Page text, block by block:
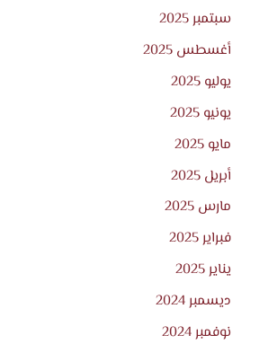
سبتمبر 2025
أغسطس 2025
يوليو 2025
يونيو 2025
مايو 2025
أبريل 2025
مارس 2025
فبراير 2025
يناير 2025
ديسمبر 2024
نوفمبر 2024